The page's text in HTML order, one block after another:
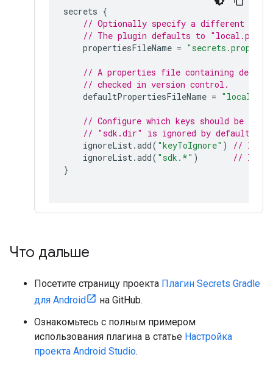
secrets {
// Optionally specify a different file
// The plugin defaults to
propertiesFileName =
// A properties file containing
// checked in version control.
defaultPropertiesFileName =
// Configure which keys should be
// "sdk.dir" is ignored by default.
ignoreList.add( "keyToIgnore" )
//
ignoreList.add( "sdk.*" )
//
}
Что дальше
Посетите страницу проекта Плагин Secrets Gradle
для Android
на GitHub.
Ознакомьтесь с полным примером
использования плагина в статье Настройка
проекта Android Studio.